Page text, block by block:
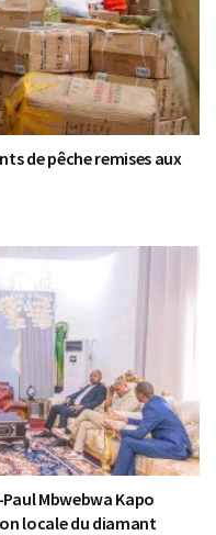
de pêche remises aux
Mbwebwa Kapo
locale du diamant